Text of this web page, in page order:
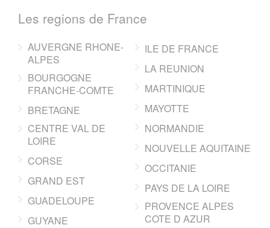
Les regions de France
AUVERGNE RHONE-
ALPES
BOURGOGNE
FRANCHE-COMTE
BRETAGNE
CENTRE VAL DE
LOIRE
CORSE
GRAND EST
GUADELOUPE
GUYANE
ILE DE FRANCE
LA REUNION
MARTINIQUE
MAYOTTE
NORMANDIE
NOUVELLE AQUITAINE
OCCITANIE
PAYS DE LA LOIRE
PROVENCE ALPES
COTE D AZUR